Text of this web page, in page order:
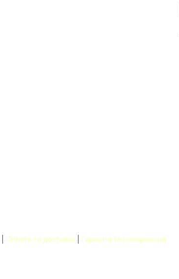
Оплата та доставка Гарантія та повернення